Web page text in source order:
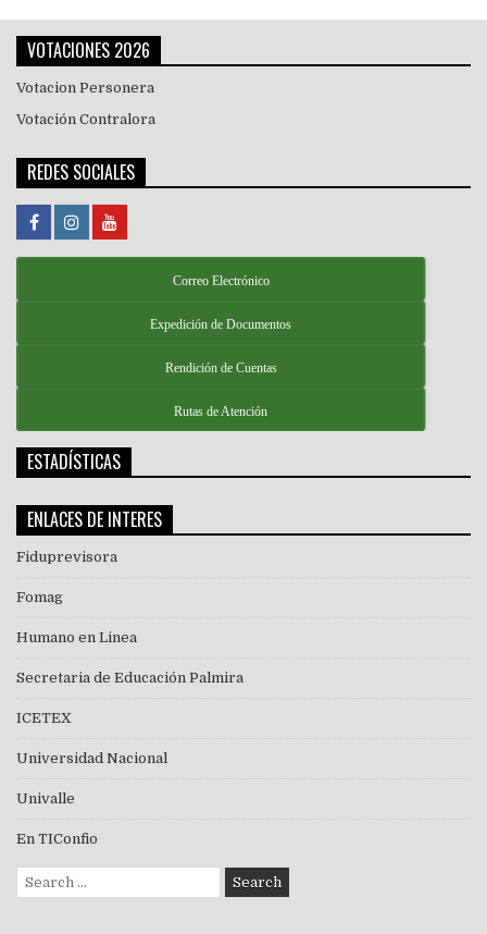
VOTACIONES 2026
Votacion Personera
Votación Contralora
REDES SOCIALES
Correo Electrónico
Expedición de Documentos
Rendición de Cuentas
Rutas de Atención
ESTADÍSTICAS
ENLACES DE INTERES
Fiduprevisora
Fomag
Humano en Linea
Secretaria de Educación Palmira
ICETEX
Universidad Nacional
Univalle
En TIConfio
Search
for: